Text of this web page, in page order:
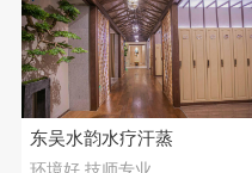
东吴水韵水疗汗蒸